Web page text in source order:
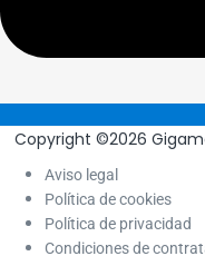
Copyright ©2026
Aviso legal
Política de cookies
Política de privacidad
Condiciones de